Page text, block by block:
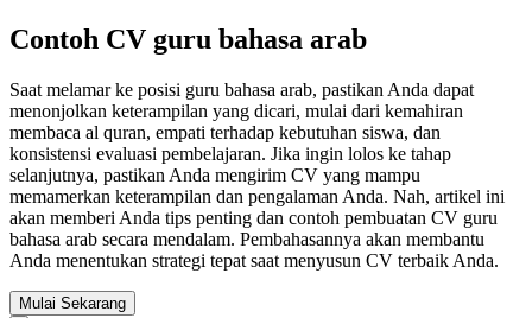
Contoh CV guru bahasa arab
Saat melamar ke posisi guru bahasa arab, pastikan Anda dapat
menonjolkan keterampilan yang dicari, mulai dari kemahiran
membaca al quran, empati terhadap kebutuhan siswa, dan
konsistensi evaluasi pembelajaran. Jika ingin lolos ke tahap
selanjutnya, pastikan Anda mengirim CV yang mampu
memamerkan keterampilan dan pengalaman Anda. Nah, artikel ini
akan memberi Anda tips penting dan contoh pembuatan CV guru
bahasa arab secara mendalam. Pembahasannya akan membantu
Anda menentukan strategi tepat saat menyusun CV terbaik Anda.
Mulai Sekarang